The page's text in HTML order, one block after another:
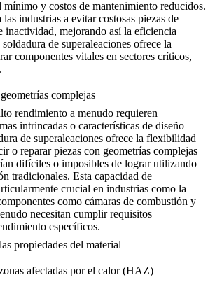
y costos de mantenimiento reducidos.
industrias a evitar costosas piezas de
inactividad, mejorando así la eficiencia
de superaleaciones ofrece la
componentes vitales en sectores críticos,
complejas
rendimiento a menudo requieren
intrincadas o características de diseño
de superaleaciones ofrece la flexibilidad
o reparar piezas con geometrías complejas
difíciles o imposibles de lograr utilizando
tradicionales. Esta capacidad de
crucial en industrias como la
como cámaras de combustión y
necesitan cumplir requisitos
específicos.
propiedades del material
afectadas por el calor (HAZ)